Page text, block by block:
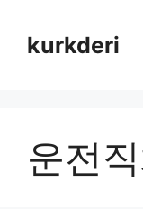
contentkurkderi
운전